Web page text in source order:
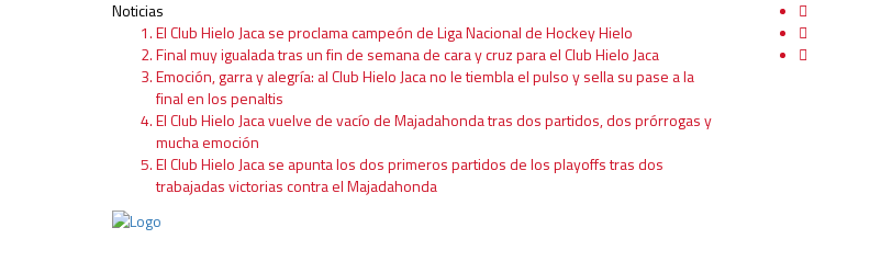
Noticias
El Club Hielo Jaca se proclama campeón de Liga Nacional de Hockey Hielo
Final muy igualada tras un fin de semana de cara y cruz para el Club Hielo Jaca
Emoción, garra y alegría: al Club Hielo Jaca no le tiembla el pulso y sella su pase a la
final en los penaltis
El Club Hielo Jaca vuelve de vacío de Majadahonda tras dos partidos, dos prórrogas y
mucha emoción
El Club Hielo Jaca se apunta los dos primeros partidos de los playoffs tras dos
trabajadas victorias contra el Majadahonda